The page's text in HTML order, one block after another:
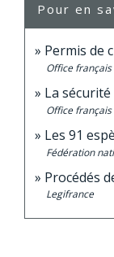
Pour en
Permis de
Office
La sécurité
Office
Les 91
Fédération
Procédés
Legifrance